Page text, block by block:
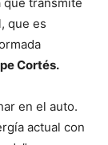
que es
Cortés.
en el auto.
actual con